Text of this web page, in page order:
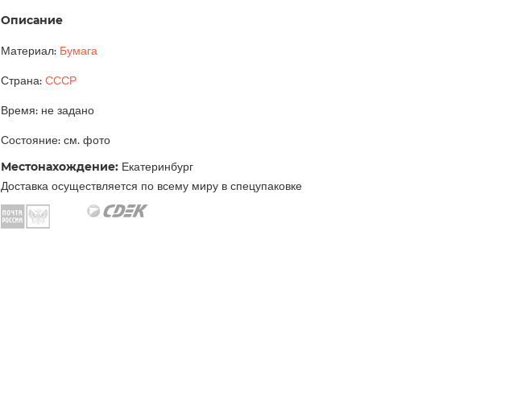
Описание
Материал: Бумага
Страна: СССР
Время: не задано
Состояние: см. фото
Местонахождение: Екатеринбург
Доставка осуществляется по всему миру в спецупаковке